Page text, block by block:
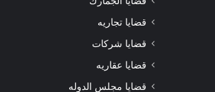
قضايا تجاريه
قضايا شركات
قضايا عقاريه
قضايا مجلس الدوله